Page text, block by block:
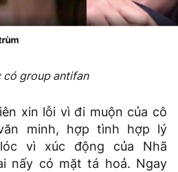
có group antifan
xin lỗi vì đi muộn của cô
minh, hợp tình hợp lý
vì xúc động của Nhã
nấy có mặt tá hoả. Ngay